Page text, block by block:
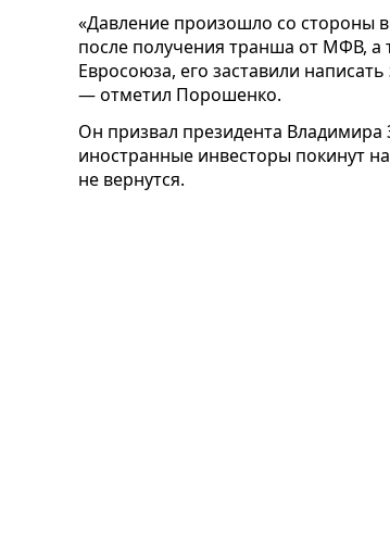
«Давление произошло со стороны
после получения транша от МФВ,
Евросоюза, его заставили
— отметил Порошенко.
Он призвал президента
иностранные инвесторы покинут
не вернутся.